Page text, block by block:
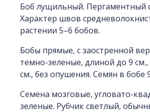
Боб лущильный. Пергаментный
Характер швов
растении 5–6 бобов.
Бобы прямые, с заостренной
темно-зеленые, длиной до 9
см., без опушения. Семян в бобе
Семена мозговые, угловато-
зеленые. Рубчик светлый,